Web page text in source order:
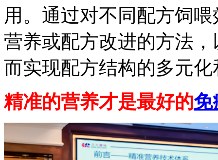
用。通过对不同配方饲
营养或配方改进的方法
而实现配方结构的多元
精准的营养才是最好的免